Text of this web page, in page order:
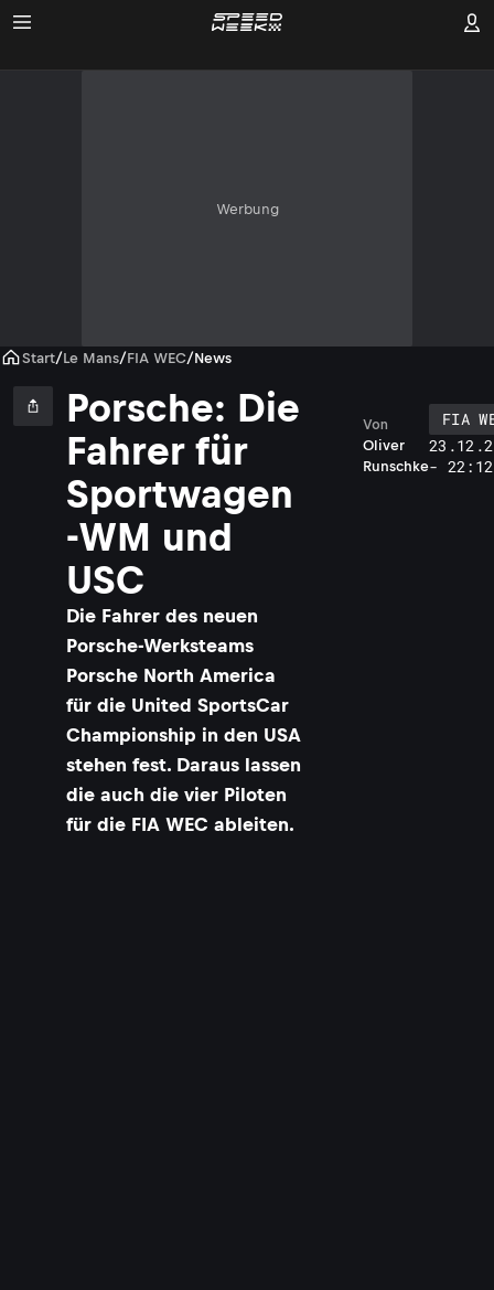
Werbung
Start/Le Mans/FIA WEC/News
Porsche: Die
Fahrer für
Sportwagen
-WM und
USC
Die Fahrer des neuen
Porsche-Werksteams
Porsche North America
für die United SportsCar
Championship in den USA
stehen fest. Daraus lassen
die auch die vier Piloten
für die FIA WEC ableiten.
Oliver
Runschke
Von
FIA
- 22:12